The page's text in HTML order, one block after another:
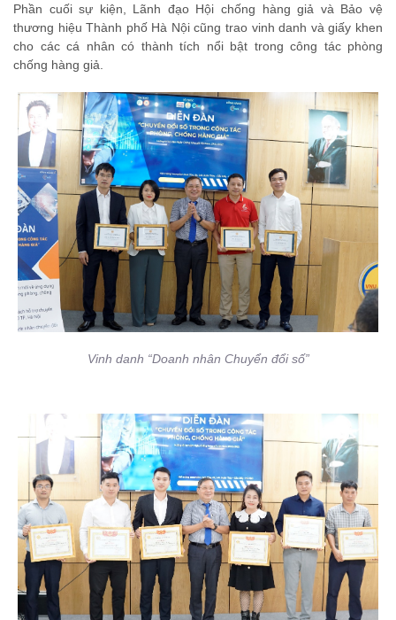
Phần cuối sự kiện, Lãnh đạo Hội chống hàng giả và Bảo vệ
thương hiệu Thành phố Hà Nội cũng trao vinh danh và giấy khen
cho các cá nhân có thành tích nổi bật trong công tác phòng
chống hàng giả.
Vinh danh “Doanh nhân Chuyển đổi số”